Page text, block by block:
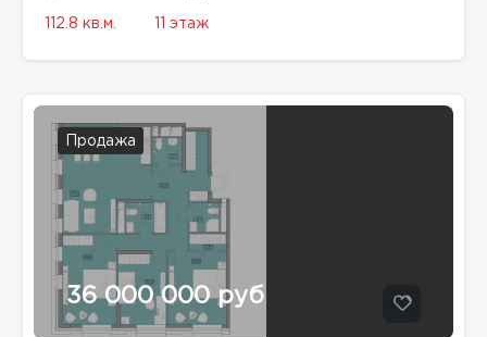
112.8 кв.м. 11 этаж
Продажа
36 000 000 руб